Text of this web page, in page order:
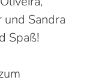
Sandra
Spaß!